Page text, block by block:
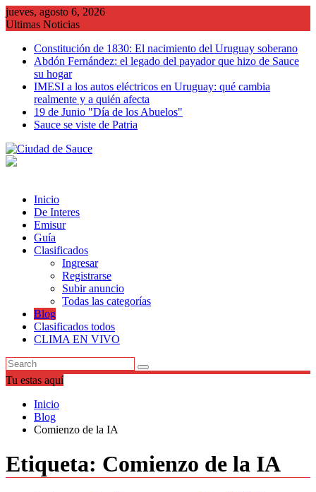
Saltar
al
jueves, agosto 6, 2026
Ultimas Noticias
Constitución de 1830: El nacimiento del Uruguay soberano
Abdón Fernández: el legado del payador que hizo de Sauce
su hogar
IMESI a los autos eléctricos en Uruguay: qué cambia
realmente y a quién afecta
19 de Junio "Día de los Abuelos"
Sauce se viste de Patria
Inicio
De Interes
Emisur
Guía
Clasificados
Ingresar
Registrarse
Subir anuncio
Todas las categorías
Blog
Clasificados todos
CLIMA EN VIVO
Tu estas aquí
Inicio
Blog
Comienzo de la IA
Etiqueta: Comienzo de la IA